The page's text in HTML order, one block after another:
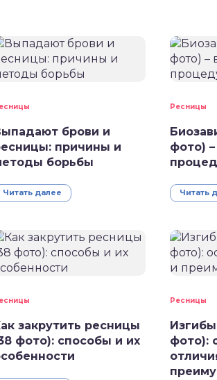
брови и
причины и
борьбы
Читать далее
Ресницы
фото)
Читать
закрутить ресницы
фото): способы и их
Ресницы
фото):